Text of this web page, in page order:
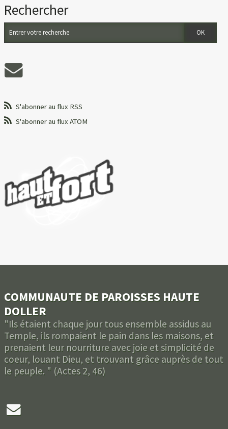
Rechercher
S'abonner au flux RSS
S'abonner au flux ATOM
COMMUNAUTE DE PAROISSES HAUTE
DOLLER
"Ils étaient chaque jour tous ensemble assidus au
Temple, ils rompaient le pain dans les maisons, et
prenaient leur nourriture avec joie et simplicité de
coeur, louant Dieu, et trouvant grâce auprès de tout
le peuple. " (Actes 2, 46)